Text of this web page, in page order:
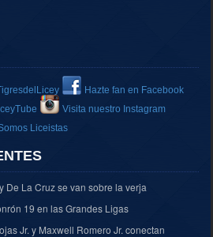
Hazte fan en Facebook
Visita nuestro Instagram
Liceistas
De La Cruz se van sobre la verja
19 en las Grandes Ligas
Jr. y Maxwell Romero Jr. conectan